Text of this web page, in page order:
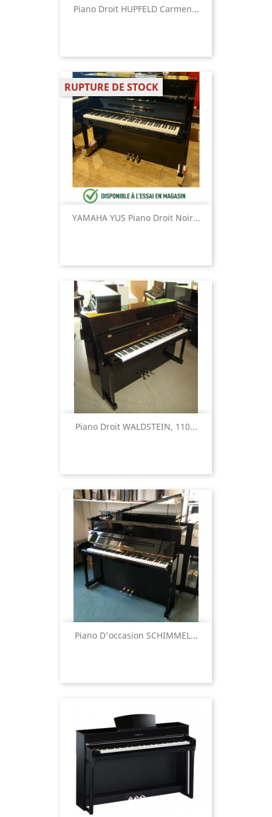
Piano Droit HUPFELD Carmen...
YAMAHA YUS Piano Droit Noir...
RUPTURE DE STOCK
Piano Droit WALDSTEIN, 110...
Piano D'occasion SCHIMMEL...